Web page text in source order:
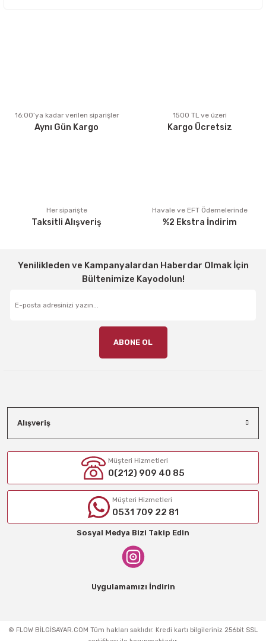
Ürün fiyatı diğer sitelerden daha pahalı.
Bu ürüne benzer farklı alternatifler olmalı.
16:00’ya kadar verilen siparişler
Aynı Gün Kargo
1500 TL ve üzeri
Kargo Ücretsiz
Her siparişte
Taksitli Alışveriş
Havale ve EFT Ödemelerinde
%2 Ekstra İndirim
Yenilikleden ve Kampanyalardan Haberdar Olmak İçin
Bültenimize Kayodolun!
ABONE OL
Alışveriş
Müşteri Hizmetleri
0(212) 909 40 85
Müşteri Hizmetleri
0531 709 22 81
Sosyal Medya Bizi Takip Edin
Uygulamamızı İndirin
© FLOW BİLGİSAYAR.COM Tüm hakları saklıdır. Kredi kartı bilgileriniz 256bit SSL